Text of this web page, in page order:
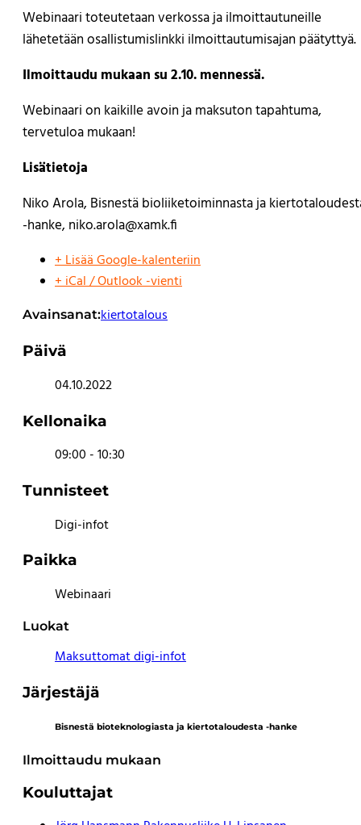
Webinaari toteutetaan verkossa ja ilmoittautuneille
lähetetään osallistumislinkki ilmoittautumisajan päätyttyä.
Ilmoittaudu mukaan su 2.10. mennessä.
Webinaari on kaikille avoin ja maksuton tapahtuma,
tervetuloa mukaan!
Lisätietoja
Niko Arola, Bisnestä bioliiketoiminnasta ja
-hanke, niko.arola@xamk.fi
+ Lisää Google-kalenteriin
+ iCal / Outlook -vienti
Avainsanat:kiertotalous
Päivä
04.10.2022
Kellonaika
09:00 - 10:30
Tunnisteet
Digi-infot
Paikka
Webinaari
Luokat
Maksuttomat digi-infot
Järjestäjä
Bisnestä bioteknologiasta ja kiertotaloudesta -hanke
Ilmoittaudu mukaan
Kouluttajat